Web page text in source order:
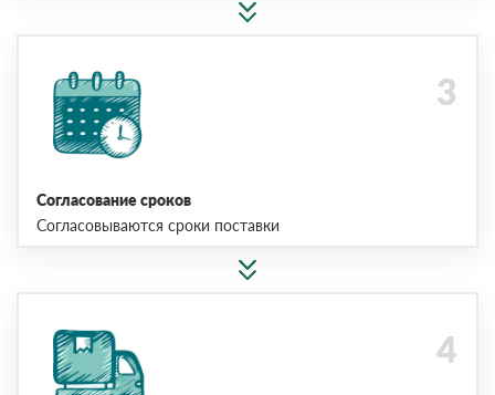
Согласование сроков
Согласовываются сроки поставки